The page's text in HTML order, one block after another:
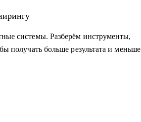
системы. Разберём инструменты,
получать больше результата и меньше